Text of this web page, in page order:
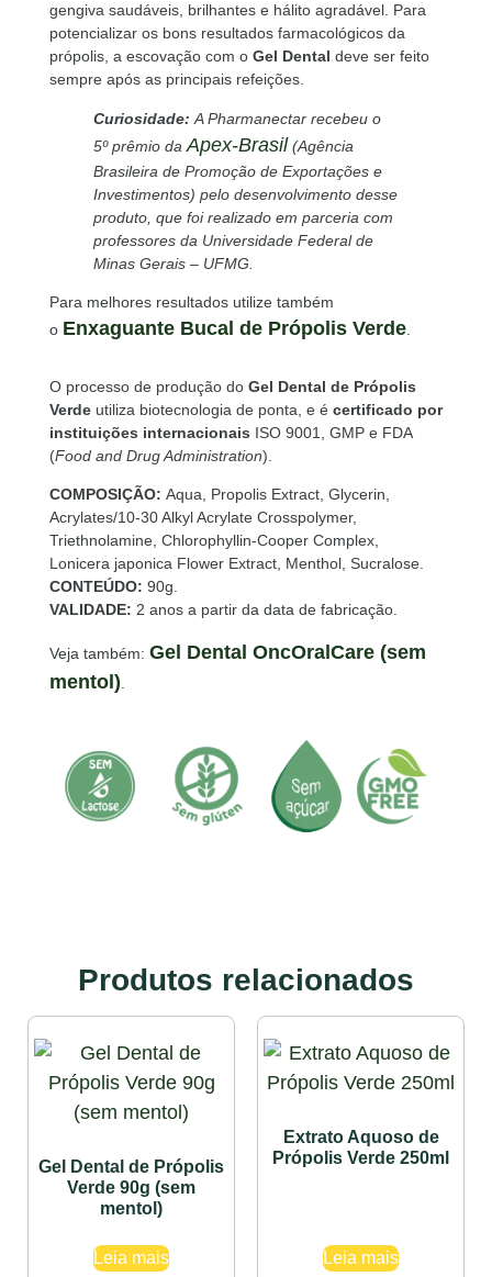
gengiva saudáveis, brilhantes e hálito agradável. Para
potencializar os bons resultados farmacológicos da
própolis, a escovação com o Gel Dental deve ser feito
sempre após as principais refeições.
Curiosidade: A Pharmanectar recebeu o
5º prêmio da Apex-Brasil(Agência
Brasileira de Promoção de Exportações e
Investimentos) pelo desenvolvimento desse
produto, que foi realizado em parceria com
professores da Universidade Federal de
Minas Gerais – UFMG.
Para melhores resultados utilize também
o Enxaguante Bucal de Própolis Verde
O processo de produção do Gel Dental de Própolis
Verde utiliza biotecnologia de ponta, e é certificado por
instituições internacionais ISO 9001, GMP e FDA
(Food and Drug Administration).
COMPOSIÇÃO: Aqua, Propolis Extract, Glycerin,
Acrylates/10-30 Alkyl Acrylate Crosspolymer,
Triethnolamine, Chlorophyllin-Cooper Complex,
Lonicera japonica Flower Extract, Menthol, Sucralose.
CONTEÚDO: 90g.
VALIDADE: 2 anos a partir da data de fabricação.
Veja também: Gel Dental OncOralCare (sem
mentol)
Produtos relacionados
Gel Dental de Própolis
Verde 90g (sem
mentol)
Leia mais
Extrato Aquoso de
Própolis Verde 250ml
Leia mais